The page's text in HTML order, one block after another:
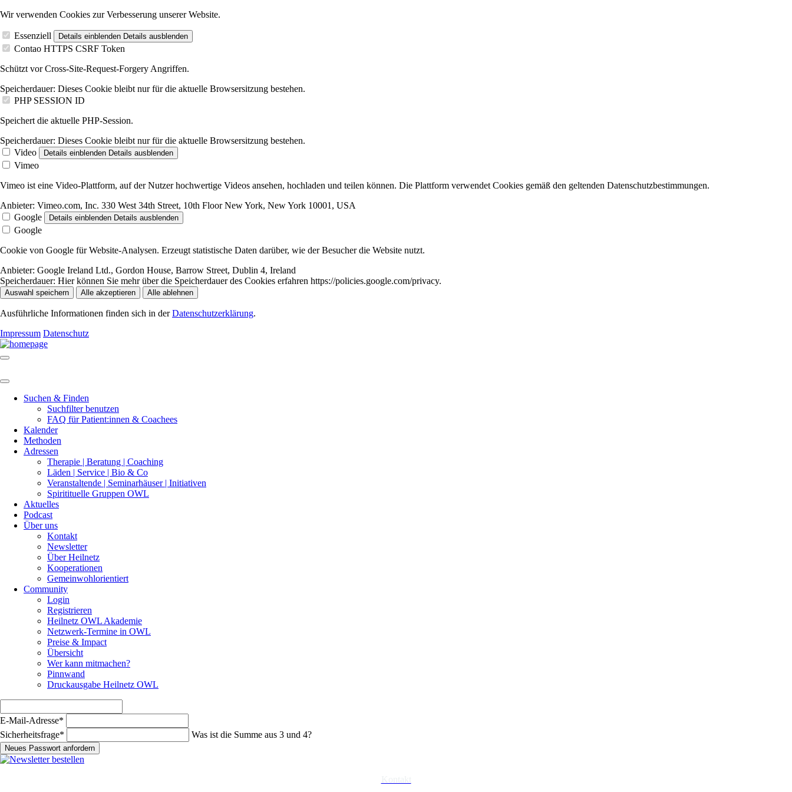
Wir verwenden Cookies zur Verbesserung unserer Website.
Essenziell Details einblenden Details ausblenden
Contao HTTPS CSRF Token
Schützt vor Cross-Site-Request-Forgery Angriffen.
Speicherdauer: Dieses Cookie bleibt nur für die aktuelle Browsersitzung bestehen.
PHP SESSION ID
Speichert die aktuelle PHP-Session.
Speicherdauer: Dieses Cookie bleibt nur für die aktuelle Browsersitzung bestehen.
Video
Details einblenden Details ausblenden
Vimeo
Vimeo ist eine Video-Plattform, auf der Nutzer hochwertige Videos ansehen, hochladen und teilen können. Die Plattform verwendet Cookies gemäß den geltenden Datenschutzbestimmungen.
Anbieter: Vimeo.com, Inc. 330 West 34th Street, 10th Floor New York, New York 10001, USA
Google
Details einblenden Details ausblenden
Google
Cookie von Google für Website-Analysen. Erzeugt statistische Daten darüber, wie der Besucher die Website nutzt.
Anbieter: Google Ireland Ltd., Gordon House, Barrow Street, Dublin 4, Ireland
Speicherdauer: Hier können Sie mehr über die Speicherdauer des Cookies erfahren https://policies.google.com/privacy.
Auswahl speichern Alle akzeptieren Alle ablehnen
Ausführliche Informationen finden sich in derDatenschutzerklärung.
Impressum Datenschutz
Suchen & Finden
Suchfilter benutzen
FAQ für Patient:innen & Coachees
Kalender
Methoden
Adressen
Therapie | Beratung | Coaching
Läden | Service | Bio & Co
Veranstaltende | Seminarhäuser | Initiativen
Spiritituelle Gruppen OWL
Aktuelles
Podcast
Über uns
Kontakt
Newsletter
Über Heilnetz
Kooperationen
Gemeinwohlorientiert
Community
Login
Registrieren
Heilnetz OWL Akademie
Netzwerk-Termine in OWL
Preise & Impact
Übersicht
Wer kann mitmachen?
Pinnwand
Druckausgabe Heilnetz OWL
E-Mail-Adresse*
Pflichtfeld
Sicherheitsfrage* Was ist die Summe aus 3 und 4?
Neues Passwort anfordern